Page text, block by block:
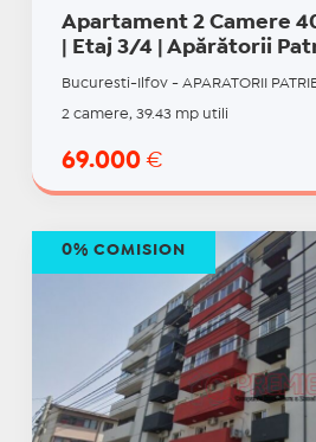
Apartament 2 Camere
| Etaj 3/4 | Apărătorii
Bucuresti-Ilfov - APARATORII
2 camere, 39.43 mp utili
69.000 €
0% COMISION